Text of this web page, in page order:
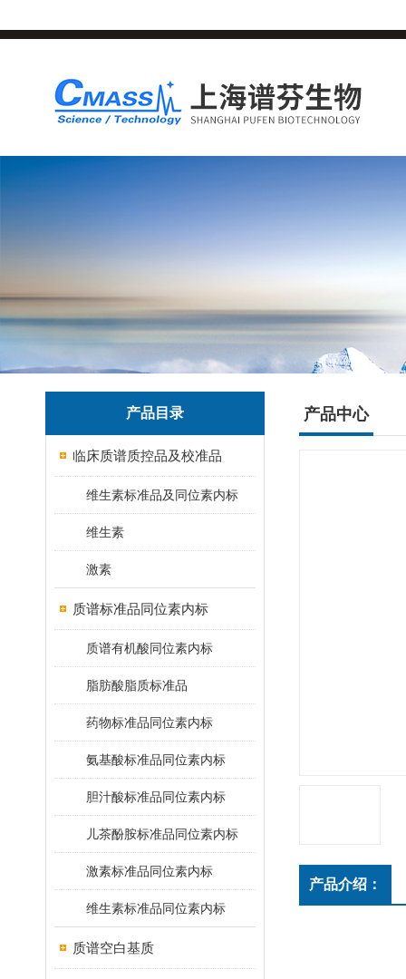
产品目录
临床质谱质控品及校准品
维生素标准品及同位素内标
维生素
激素
质谱标准品同位素内标
质谱有机酸同位素内标
脂肪酸脂质标准品
药物标准品同位素内标
氨基酸标准品同位素内标
胆汁酸标准品同位素内标
儿茶酚胺标准品同位素内标
激素标准品同位素内标
维生素标准品同位素内标
质谱空白基质
产品中心
产品介绍：